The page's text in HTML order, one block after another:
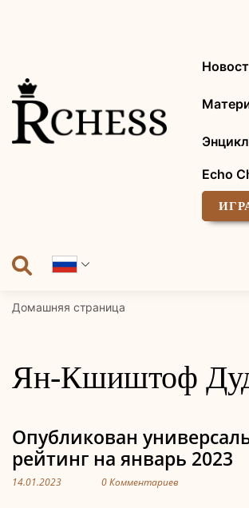
Echo
Домашняя страница
Ян-Кшиштоф
Опубликован
рейтинг на январь 2023
14.01.2023 0 Комментариев